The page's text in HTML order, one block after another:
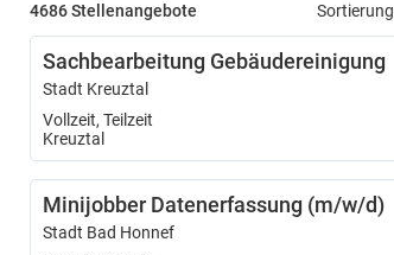
4686 Stellenangebote Sortierung
Sachbearbeitung Gebäudereinigung
Stadt Kreuztal
Vollzeit, Teilzeit
Kreuztal
Minijobber Datenerfassung (m/w/d)
Stadt Bad Honnef